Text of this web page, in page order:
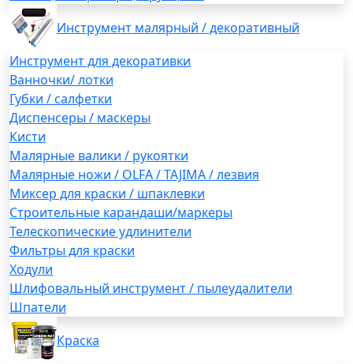
Инструмент малярный / декоративный
Инструмент для декоративки
Ванночки/ лотки
Губки / салфетки
Диспенсеры / маскеры
Кисти
Малярные валики / рукоятки
Малярные ножи / OLFA / TAJIMA / лезвия
Миксер для краски / шпаклевки
Строительные карандаши/маркеры
Телескопические удлинители
Фильтры для краски
Ходули
Шлифовальный инструмент / пылеудалители
Шпатели
Краска